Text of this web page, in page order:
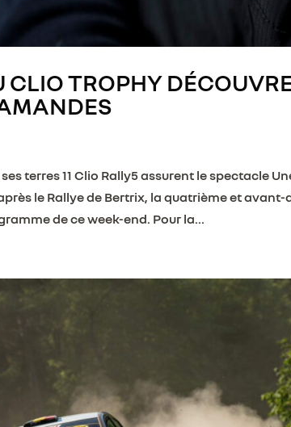
CLIO TROPHY
terres 11 Clio Rally5 assurent le spectacle
le Rallye de Bertrix, la quatrième et
de ce week-end. Pour la...